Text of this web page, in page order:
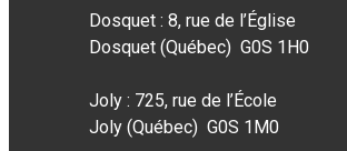
Dosquet : 8, rue de l’Église
Dosquet (Québec) G0S 1H0
Joly : 725, rue de l’École
Joly (Québec) G0S 1M0